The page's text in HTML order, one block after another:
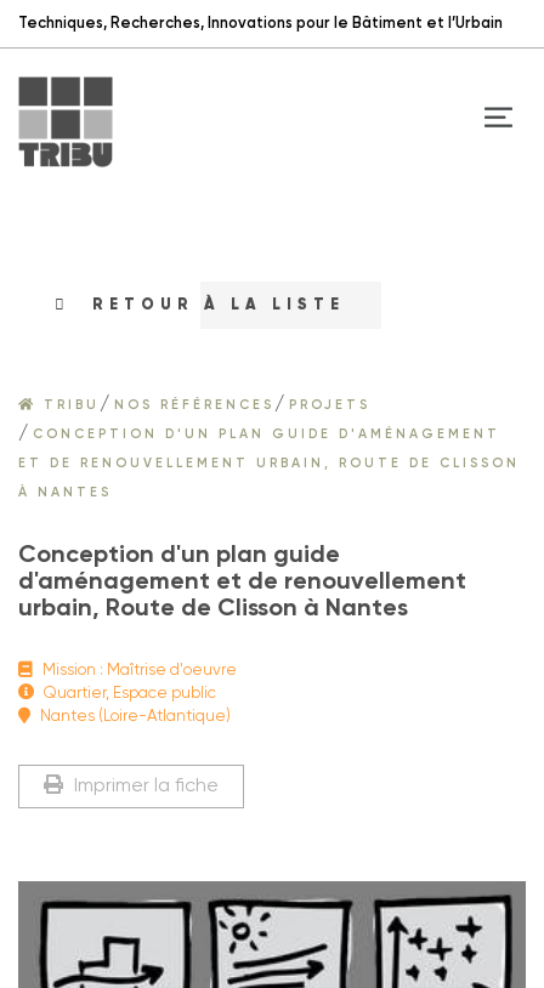
Techniques, Recherches, Innovations pour le Bâtiment et l’Urbain
RETOUR À LA LISTE
TRIBU / NOS RÉFÉRENCES / PROJETS
/ CONCEPTION D'UN PLAN GUIDE D'AMÉNAGEMENT
ET DE RENOUVELLEMENT URBAIN, ROUTE DE CLISSON
À NANTES
Conception d'un plan guide
d'aménagement et de renouvellement
urbain, Route de Clisson à Nantes
Mission : Maîtrise d'oeuvre
Quartier, Espace public
Nantes (Loire-Atlantique)
Imprimer la fiche